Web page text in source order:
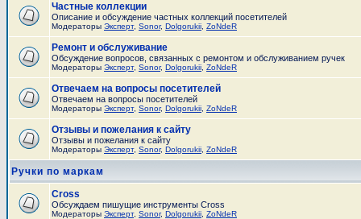
Частные коллекции
Описание и обсуждение частных коллекций посетителей
Модераторы Эксперт, Sonor, Dolgorukii ZoNdeR
Ремонт и обслуживание
Обсуждение вопросов, связанных с ремонтом и обслуживанием ручек
Модераторы Эксперт, Sonor, Dolgorukii ZoNdeR
Отвечаем на вопросы посетителей
Отвечаем на вопросы посетителей
Модераторы Эксперт, Sonor, Dolgorukii ZoNdeR
Отзывы и пожелания к сайту
Отзывы и пожелания к сайту
Модераторы Эксперт, Sonor, Dolgorukii ZoNdeR
Ручки по маркам
Cross
Обсуждаем пишущие инструменты Cross
Модераторы Эксперт, Sonor, Dolgorukii ZoNdeR